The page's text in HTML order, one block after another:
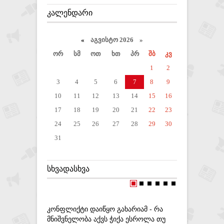
ᲙᲐᲚᲔᲜᲓᲐᲠᲘ
« აგვისტო 2026 »
ორ
სმ ოთ ხთ პრ შბ
კვ
1
2
3
4 5 6 7 8
9
10
11 12 13 14 15
16
17
18 19 20 21 22
23
24
25 26 27 28 29
30
31
ᲡᲮᲕᲐᲓᲐᲡᲮᲕᲐ
ᲙᲝᲜᲤᲚᲘᲥᲢᲘ ᲓᲐᲘᲬᲧᲝ ᲒᲐᲮᲐᲠᲘᲐᲛ - ᲠᲐ
ᲛᲜᲘᲨᲕᲜᲔᲚᲝᲑᲐ ᲐᲥᲕᲡ ᲭᲘᲥᲐ ᲔᲡᲠᲝᲚᲐ ᲗᲣ